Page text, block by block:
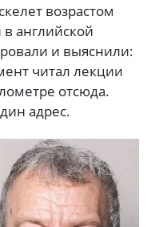
возрастом
английской
и выяснили:
читал лекции
отсюда.
адрес.